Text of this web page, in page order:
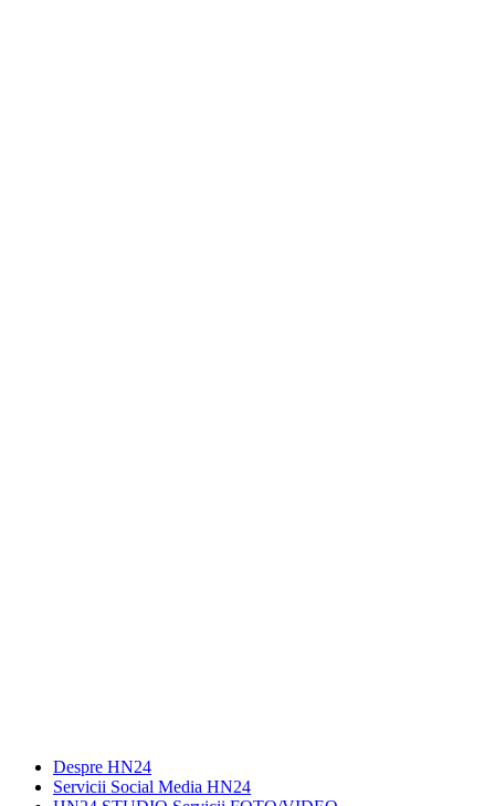
Despre HN24
Servicii Social Media HN24